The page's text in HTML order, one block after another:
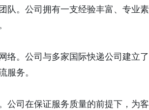
队。公司拥有一支经验丰富、专业
络。公司与多家国际快递公司建立
服务。
公司在保证服务质量的前提下，为